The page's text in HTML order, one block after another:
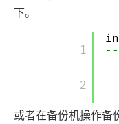
下。
        1
        2
--
或者在备份机操作备